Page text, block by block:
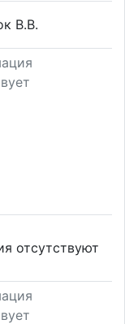
В.В.
отсутствуют